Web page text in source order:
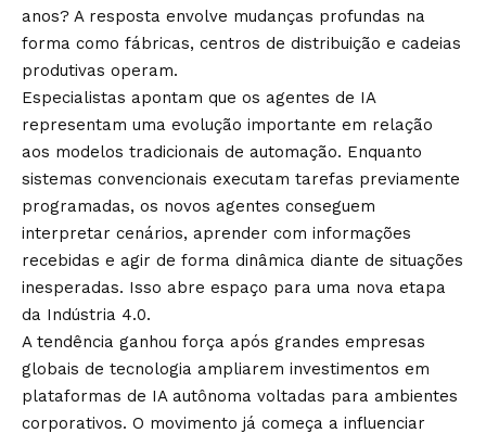
anos? A resposta envolve mudanças profundas na
forma como fábricas, centros de distribuição e cadeias
produtivas operam.
Especialistas apontam que os agentes de IA
representam uma evolução importante em relação
aos modelos tradicionais de automação. Enquanto
sistemas convencionais executam tarefas previamente
programadas, os novos agentes conseguem
interpretar cenários, aprender com informações
recebidas e agir de forma dinâmica diante de situações
inesperadas. Isso abre espaço para uma nova etapa
da Indústria 4.0.
A tendência ganhou força após grandes empresas
globais de tecnologia ampliarem investimentos em
plataformas de IA autônoma voltadas para ambientes
corporativos. O movimento já começa a influenciar